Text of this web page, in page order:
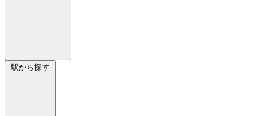
駅から探す